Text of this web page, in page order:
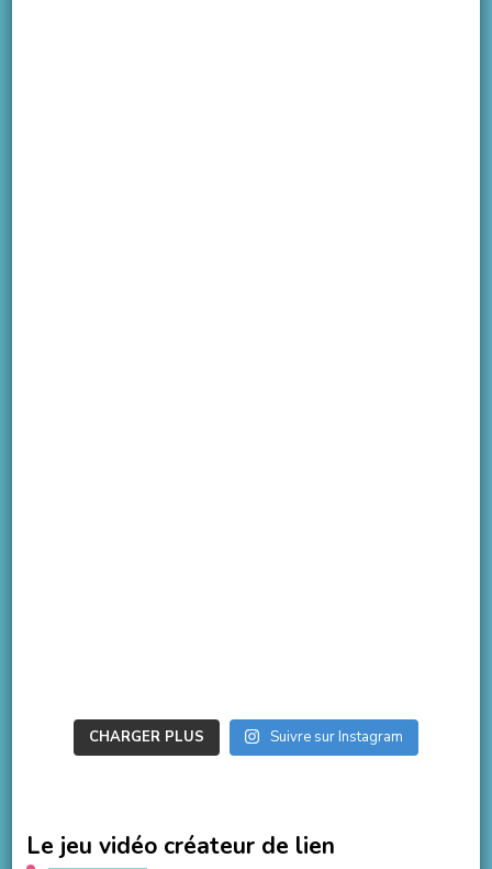
CHARGER PLUS Suivre sur Instagram
Le jeu vidéo créateur de lien